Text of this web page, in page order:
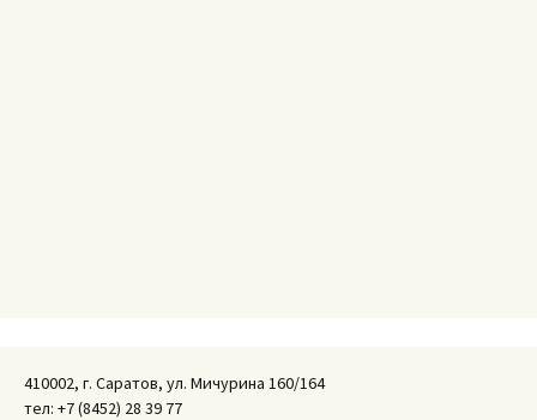
410002, г. Саратов, ул. Мичурина 160/164
тел: +7 (8452) 28 39 77